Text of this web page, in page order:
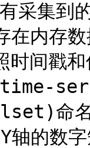
采集到
内存数
间戳和
命
轴的数